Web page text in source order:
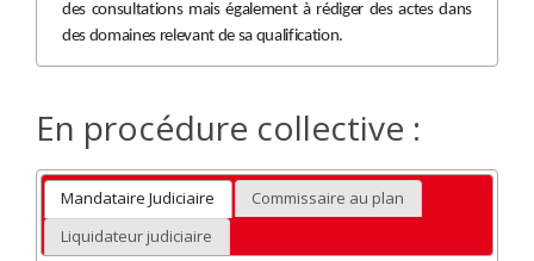
des consultations mais également à rédiger des actes dans
des domaines relevant de sa qualification.
En procédure collective :
Mandataire Judiciaire
Commissaire au plan
Liquidateur judiciaire